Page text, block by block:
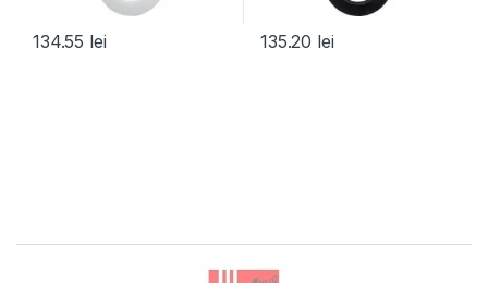
134.55 lei 135.20 lei